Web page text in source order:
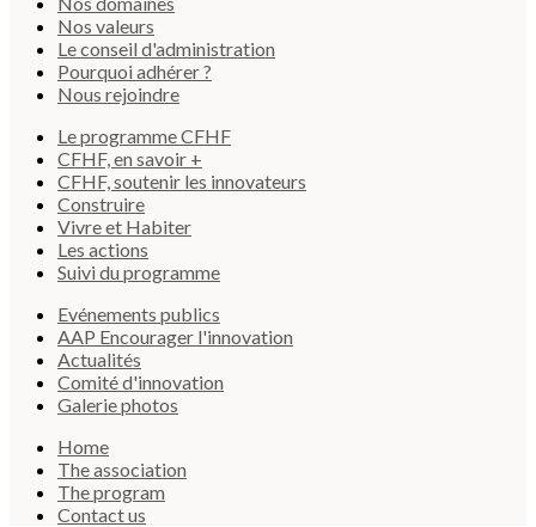
Nos valeurs
Le conseil d'administration
Pourquoi adhérer ?
Nous rejoindre
Le programme CFHF
CFHF, en savoir +
CFHF, soutenir les innovateurs
Construire
Vivre et Habiter
Les actions
Suivi du programme
Evénements publics
AAP Encourager l'innovation
Actualités
Comité d'innovation
Galerie photos
Home
The association
The program
Contact us